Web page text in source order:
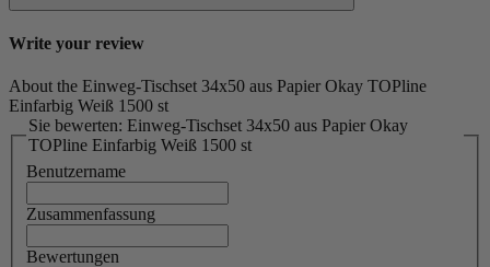
Write your review
About the Einweg-Tischset 34x50 aus Papier Okay TOPline
Einfarbig Weiß 1500 st
Sie bewerten: Einweg-Tischset 34x50 aus Papier Okay
TOPline Einfarbig Weiß 1500 st
Benutzername
Zusammenfassung
Bewertungen